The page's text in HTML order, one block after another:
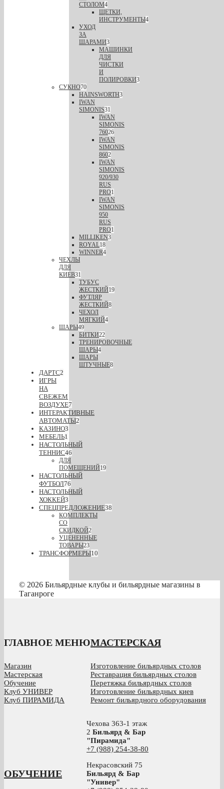
СТОЛОМ4
ЩЕТКИ,
ИНСТРУМЕНТЫ4
УХОД
ЗА
ШАРАМИ3
МАШИНКИ
ДЛЯ
ЧИСТКИ
И
ПОЛИРОВКИ3
СУКНО70
HAINSWORTH3
IWAN
SIMONIS31
IWAN
SIMONIS
76026
IWAN
SIMONIS
8602
IWAN
SIMONIS
920/930
RUS
PRO1
IWAN
SIMONIS
950
RUS
PRO1
MILLIKEN3
ROYAL18
WINNER4
ЧЕХЛЫ
ДЛЯ
КИЕВ31
ТУБУС
ЖЕСТКИЙ19
ФУТЛЯР
ЖЕСТКИЙ8
ЧЕХОЛ
МЯГКИЙ4
ШАРЫ49
БИТКИ22
ТРЕНИРОВОЧНЫЕ
ШАРЫ4
ШАРЫ
ШТУЧНЫЕ8
ДАРТС2
ИГРЫ
НА
СВЕЖЕМ
ВОЗДУХЕ7
ИНТЕРАКТИВНЫЕ
АВТОМАТЫ2
КАЗИНО3
МЕБЕЛЬ1
НАСТОЛЬНЫЙ
ТЕННИС46
ДЛЯ
ПОМЕЩЕНИЙ19
НАСТОЛЬНЫЙ
ФУТБОЛ76
НАСТОЛЬНЫЙ
ХОККЕЙ3
СПЕЦПРЕДЛОЖЕНИЕ38
КОМПЛЕКТЫ
СО
СКИДКОЙ2
УЦЕНЕННЫЕ
ТОВАРЫ23
ТРАНСФОРМЕРЫ10
© 2026 Бильярдные клубы и бильярдные магазины в
Таганроге
ГЛАВНОЕ МЕНЮ
Магазин
Мастерская
Обучение
Клуб УНИВЕР
Клуб ПИРАМИДА
МАСТЕРСКАЯ
Изготовление бильярдных столов
Реставрация бильярдных столов
Перетяжка бильярдных столов
Изготовление бильярдных киев
Ремонт бильярдного оборудования
ОБУЧЕНИЕ
Чехова 363-1 этаж
2 Бильярд & Бар
"Пирамида"
+7 (988) 254-38-80
Некрасовский 75
Бильярд & Бар
"Универ"